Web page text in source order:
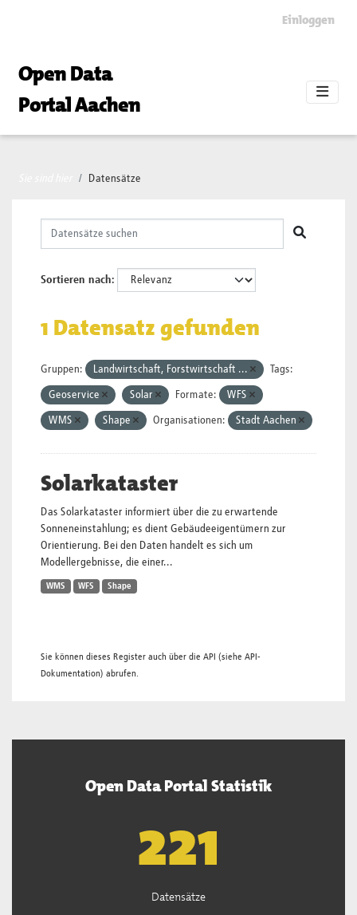
Einloggen
Open Data
Portal Aachen
Datensätze
Sortieren nach
1 Datensatz gefunden
Gruppen: Landwirtschaft, Forstwirtschaft ... Tags:
Geoservice Solar Formate: WFS
WMS Shape Organisationen: Stadt Aachen
Solarkataster
Das Solarkataster informiert über die zu erwartende
Sonneneinstahlung; es dient Gebäudeeigentümern zur
Orientierung. Bei den Daten handelt es sich um
Modellergebnisse, die einer...
WMS WFS Shape
Sie können dieses Register auch über die API (siehe API-
Dokumentation) abrufen.
Open Data Portal Statistik
222
Datensätze